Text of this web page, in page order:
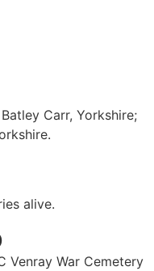
Carr, Yorkshire;
alive.
Venray War Cemetery